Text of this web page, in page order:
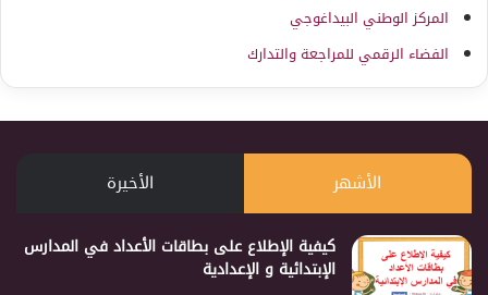
المركز الوطني البيداغوجي
الفضاء الرقمي للمراجعة والتدارك
الأشهر الأخيرة
كيفية الإطلاع على بطاقات الأعداد في المدارس
الإبتدائية و الإعدادية